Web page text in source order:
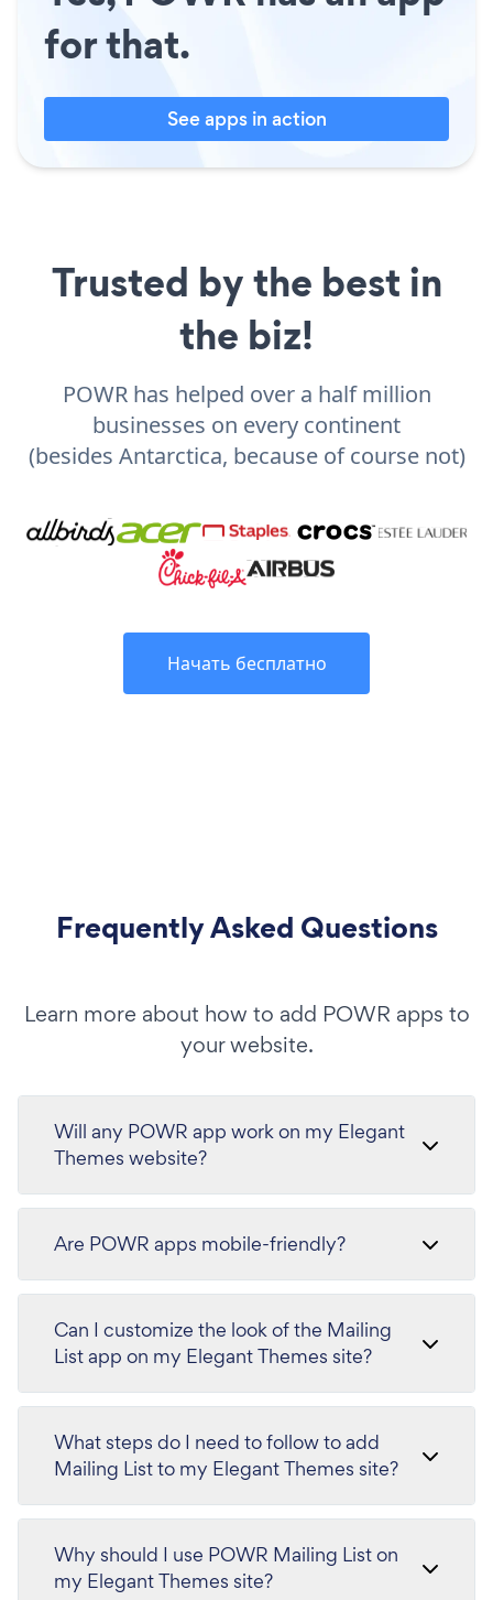
for that.
See apps in action
Trusted by the best in
the biz!
POWR has helped over a half million
businesses on every continent
(besides Antarctica, because of course not)
Начать бесплатно
Frequently Asked Questions
Learn more about how to add POWR apps to
your website.
Will any POWR app work on my Elegant
Themes website?
Are POWR apps mobile-friendly?
Can I customize the look of the Mailing
List app on my Elegant Themes site?
What steps do I need to follow to add
Mailing List to my Elegant Themes site?
Why should I use POWR Mailing List on
my Elegant Themes site?